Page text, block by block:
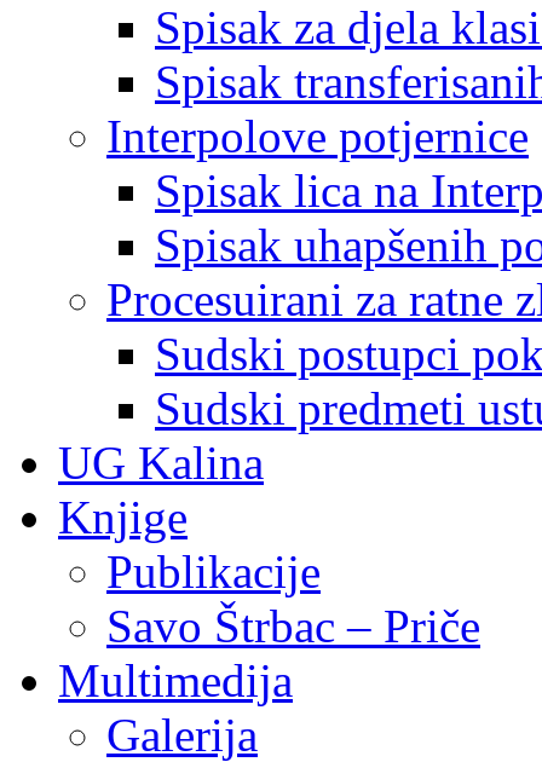
Spisak za djela
Spisak
Interpolove potjernice
Spisak lica na
Spisak uhapšenih
Procesuirani za ratne
Sudski postupci
Sudski predmeti
UG Kalina
Knjige
Publikacije
Savo Štrbac – Priče
Multimedija
Galerija